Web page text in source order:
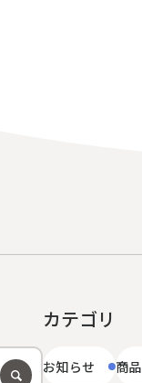
カテゴリ
お知らせ 商品